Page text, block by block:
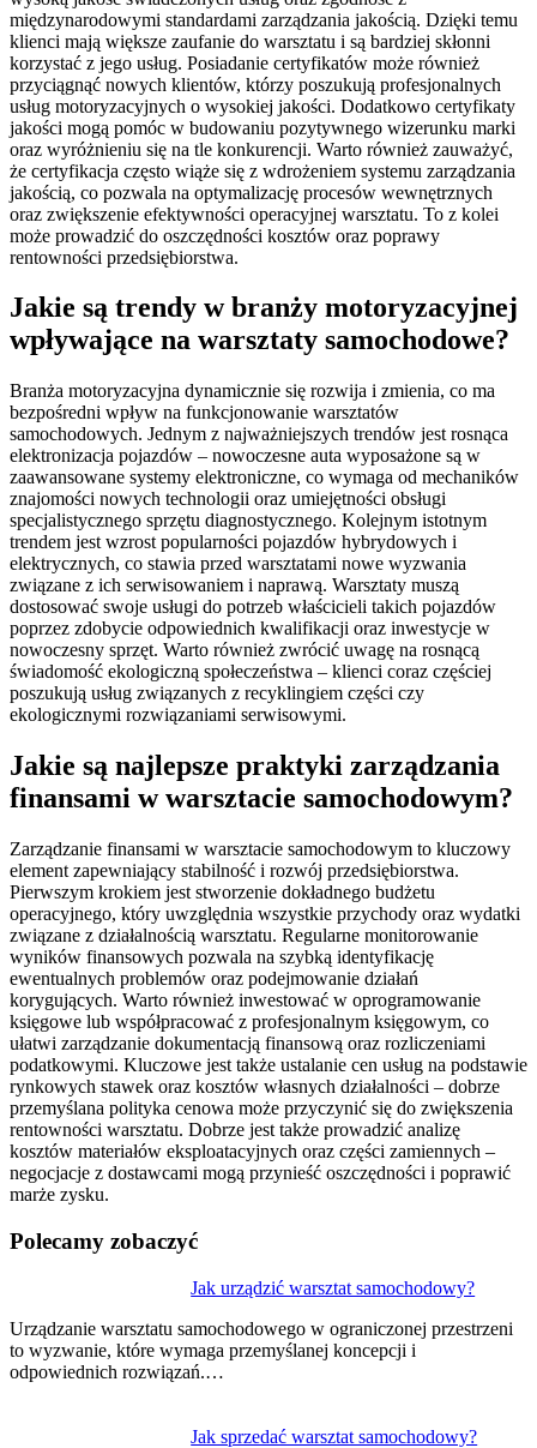
międzynarodowymi standardami zarządzania jakością. Dzięki temu
klienci mają większe zaufanie do warsztatu i są bardziej skłonni
korzystać z jego usług. Posiadanie certyfikatów może również
przyciągnąć nowych klientów, którzy poszukują profesjonalnych
usług motoryzacyjnych o wysokiej jakości. Dodatkowo certyfikaty
jakości mogą pomóc w budowaniu pozytywnego wizerunku marki
oraz wyróżnieniu się na tle konkurencji. Warto również zauważyć,
że certyfikacja często wiąże się z wdrożeniem systemu zarządzania
jakością, co pozwala na optymalizację procesów wewnętrznych
oraz zwiększenie efektywności operacyjnej warsztatu. To z kolei
może prowadzić do oszczędności kosztów oraz poprawy
rentowności przedsiębiorstwa.
Jakie są trendy w branży motoryzacyjnej
wpływające na warsztaty samochodowe?
Branża motoryzacyjna dynamicznie się rozwija i zmienia, co ma
bezpośredni wpływ na funkcjonowanie warsztatów
samochodowych. Jednym z najważniejszych trendów jest rosnąca
elektronizacja pojazdów – nowoczesne auta wyposażone są w
zaawansowane systemy elektroniczne, co wymaga od mechaników
znajomości nowych technologii oraz umiejętności obsługi
specjalistycznego sprzętu diagnostycznego. Kolejnym istotnym
trendem jest wzrost popularności pojazdów hybrydowych i
elektrycznych, co stawia przed warsztatami nowe wyzwania
związane z ich serwisowaniem i naprawą. Warsztaty muszą
dostosować swoje usługi do potrzeb właścicieli takich pojazdów
poprzez zdobycie odpowiednich kwalifikacji oraz inwestycje w
nowoczesny sprzęt. Warto również zwrócić uwagę na rosnącą
świadomość ekologiczną społeczeństwa – klienci coraz częściej
poszukują usług związanych z recyklingiem części czy
ekologicznymi rozwiązaniami serwisowymi.
Jakie są najlepsze praktyki zarządzania
finansami w warsztacie samochodowym?
Zarządzanie finansami w warsztacie samochodowym to kluczowy
element zapewniający stabilność i rozwój przedsiębiorstwa.
Pierwszym krokiem jest stworzenie dokładnego budżetu
operacyjnego, który uwzględnia wszystkie przychody oraz wydatki
związane z działalnością warsztatu. Regularne monitorowanie
wyników finansowych pozwala na szybką identyfikację
ewentualnych problemów oraz podejmowanie działań
korygujących. Warto również inwestować w oprogramowanie
księgowe lub współpracować z profesjonalnym księgowym, co
ułatwi zarządzanie dokumentacją finansową oraz rozliczeniami
podatkowymi. Kluczowe jest także ustalanie cen usług na podstawie
rynkowych stawek oraz kosztów własnych działalności – dobrze
przemyślana polityka cenowa może przyczynić się do zwiększenia
rentowności warsztatu. Dobrze jest także prowadzić analizę
kosztów materiałów eksploatacyjnych oraz części zamiennych –
negocjacje z dostawcami mogą przynieść oszczędności i poprawić
marże zysku.
Polecamy zobaczyć
Jak urządzić warsztat samochodowy?
Urządzanie warsztatu samochodowego w ograniczonej przestrzeni
to wyzwanie, które wymaga przemyślanej koncepcji i
odpowiednich rozwiązań.…
Jak sprzedać warsztat samochodowy?
wpisu